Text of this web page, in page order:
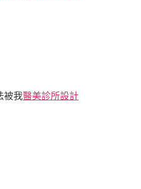
被我醫美診所設計